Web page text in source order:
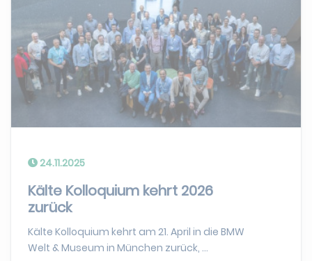
24.11.2025
Kälte Kolloquium kehrt 2026
zurück
Kälte Kolloquium kehrt am 21. April in die BMW
Welt & Museum in München zurück, ...